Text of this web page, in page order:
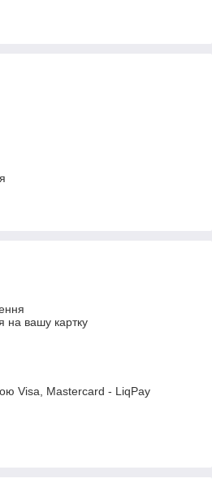
на вашу картку
Visa, Mastercard - LiqPay